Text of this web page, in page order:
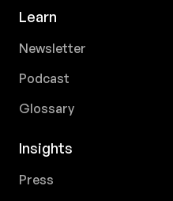
Learn
Newsletter
Podcast
Glossary
Insights
Press